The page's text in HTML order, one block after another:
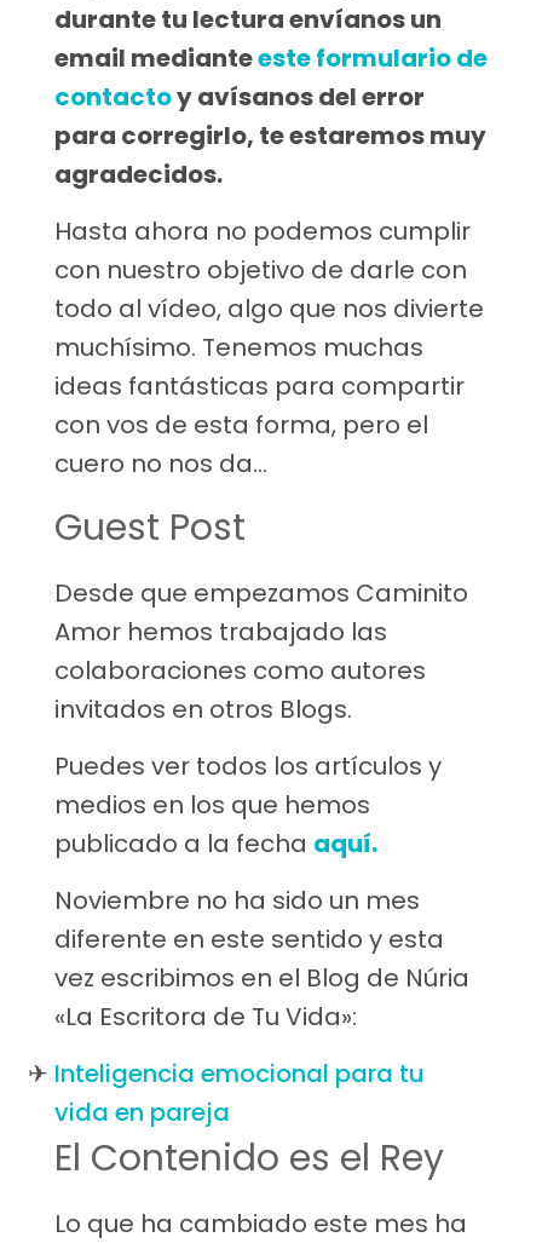
durante tu lectura envíanos un
email medianteeste formulario de
contactoy avísanos del error
para corregirlo, te estaremos muy
agradecidos.
Hasta ahora no podemos cumplir
con nuestro objetivo de darle con
todo al vídeo, algo que nos divierte
muchísimo. Tenemos muchas
ideas fantásticas para compartir
con vos de esta forma, pero el
cuero no nos da…
Guest Post
Desde que empezamos Caminito
Amor hemos trabajado las
colaboraciones como autores
invitados en otros Blogs.
Puedes ver todos los artículos y
medios en los que hemos
publicado a la fecha aquí.
Noviembre no ha sido un mes
diferente en este sentido y esta
vez escribimos en el Blog de Núria
«La Escritora de Tu Vida»:
Inteligencia emocional para tu
vida en pareja
El Contenido es el Rey
Lo que ha cambiado este mes ha